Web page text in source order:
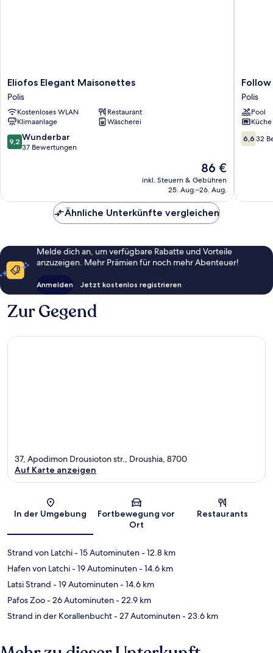
Eliofos
Elegant
Maisonettes
Polis
Eliofos Elegant Maisonettes
Polis
Kostenloses WLAN
Restaurant
Klimaanlage
Wäscherei
9.2
von
9,2 Wunderbar
37 Bewertungen
Der
Preis
beträgt
86 €
inkl. Steuern & Gebühren
25. Aug.–26. Aug.
Follow
The
Sun
Polis
Follow
Polis
Pool
Küche
6.6
von
6,6 32
Ähnliche Unterkünfte vergleichen
Melde dich an, um verfügbare Rabatte und Vorteile
anzuzeigen. Mehr Prämien für noch mehr Abenteuer!
Anmelden Jetzt kostenlos registrieren
Zur Gegend
Karte
37, Apodimon Drousioton str., Droushia, 8700
Auf Karte anzeigen
In der Umgebung
Fortbewegung vor
Ort
Restaurants
Strand von Latchi- 15 Autominuten- 12.8 km
Hafen von Latchi- 19 Autominuten- 14.6 km
Latsi Strand - 19 Autominuten- 14.6 km
Pafos Zoo- 26 Autominuten- 22.9 km
Strand in der Korallenbucht- 27 Autominuten- 23.6 km